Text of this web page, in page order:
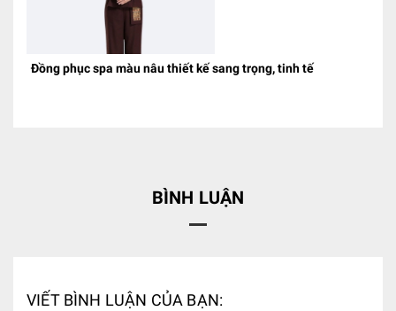
Đồng phục spa màu nâu thiết kế sang trọng, tinh tế
BÌNH LUẬN
VIẾT BÌNH LUẬN CỦA BẠN: